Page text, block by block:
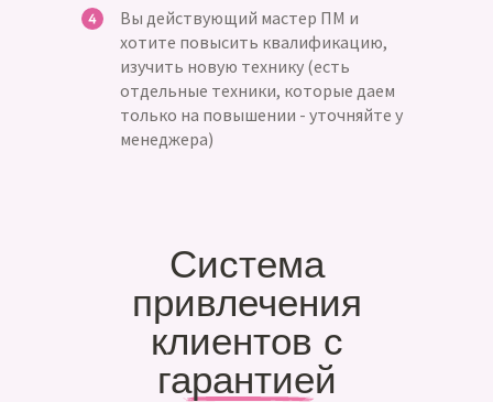
Вы действующий мастер ПМ и
хотите повысить квалификацию,
изучить новую технику (есть
отдельные техники, которые даем
только на повышении - уточняйте у
менеджера)
Система
привлечения
клиентов с
гарантией